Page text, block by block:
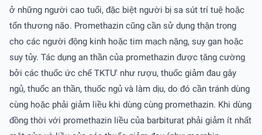
ở những người cao tuổi, đặc biệt người bị sa sút trí tuệ hoặc
tổn thương não. Promethazin cũng cần sử dụng thận trọng
cho các người động kinh hoặc tim mạch nặng, suy gan hoặc
suy tủy. Tác dụng an thần của promethazin được tăng cường
bởi các thuốc ức chế TKTƯ như rượu, thuốc giảm đau gây
ngủ, thuốc an thần, thuốc ngủ và làm dịu, do đó cần tránh dùng
cùng hoặc phải giảm liều khi dùng cùng promethazin. Khi dùng
đồng thời với promethazin liều của barbiturat phải giảm ít nhất